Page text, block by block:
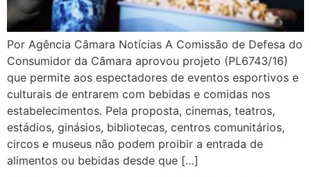
Por Agência Câmara Notícias A Comissão de Defesa do
Consumidor da Câmara aprovou projeto (PL6743/16)
que permite aos espectadores de eventos esportivos e
culturais de entrarem com bebidas e comidas nos
estabelecimentos. Pela proposta, cinemas, teatros,
estádios, ginásios, bibliotecas, centros comunitários,
circos e museus não podem proibir a entrada de
alimentos ou bebidas desde que […]